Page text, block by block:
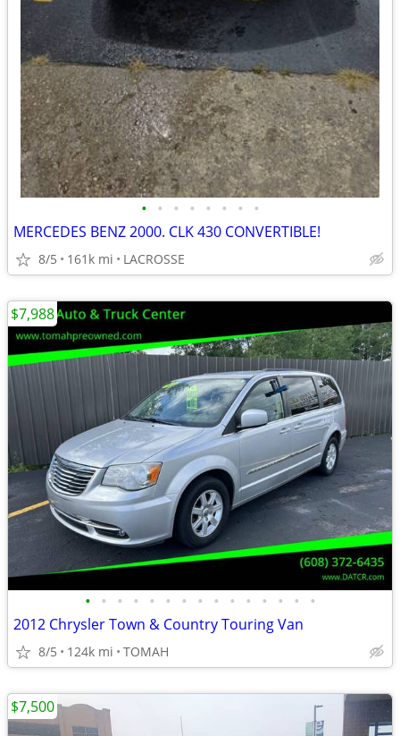
• • • • • • • •
MERCEDES BENZ 2000. CLK 430 CONVERTIBLE!
8/5 161k mi LACROSSE
• • • • • • • • • • • • • • •
2012 Chrysler Town & Country Touring Van
8/5 124k mi TOMAH
$7,988
$7,500